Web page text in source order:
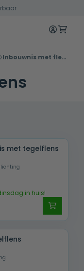
Mijn
Inbouwnis met flens
met tegelflens
in huis!